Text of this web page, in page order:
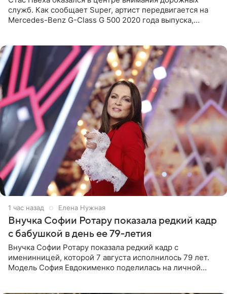
служб. Как сообщает Super, артист передвигается на
Mercedes-Benz G-Class G 500 2020 года выпуска,
1 час назад Елена Нужная
Внучка Софии Ротару показала редкий кадр
с бабушкой в день ее 79-летия
Внучка Софии Ротару показала редкий кадр с
именинницей, которой 7 августа исполнилось 79 лет.
Модель София Евдокименко поделилась на личной